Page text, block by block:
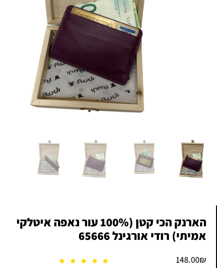
הארנק הכי קטן (100% עור נאפה איטלקי
אמיתי) רודי אורגינל 65666
148.00₪